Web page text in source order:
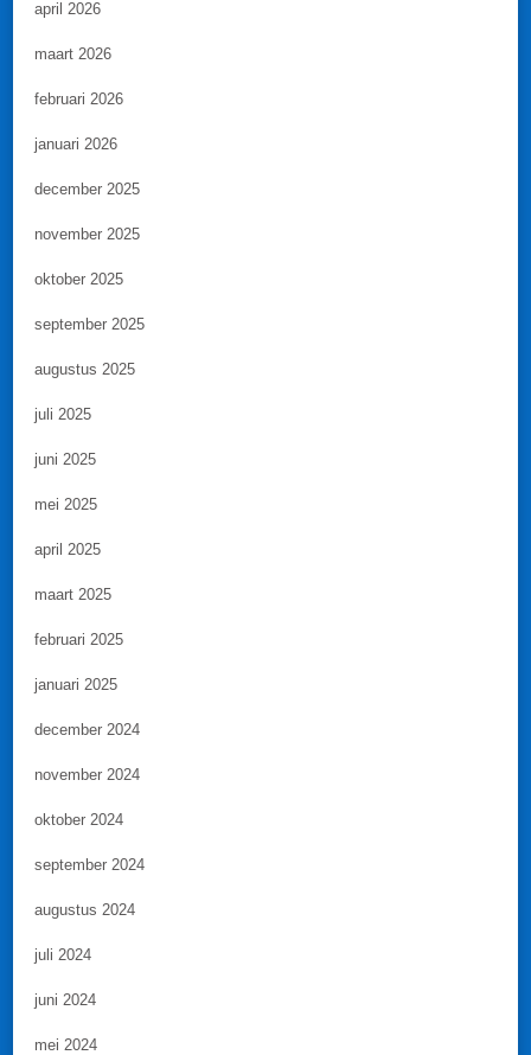
april 2026
maart 2026
februari 2026
januari 2026
december 2025
november 2025
oktober 2025
september 2025
augustus 2025
juli 2025
juni 2025
mei 2025
april 2025
maart 2025
februari 2025
januari 2025
december 2024
november 2024
oktober 2024
september 2024
augustus 2024
juli 2024
juni 2024
mei 2024